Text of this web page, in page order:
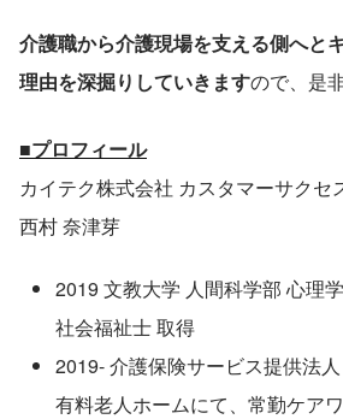
介護職から介護現場を支える側へと
理由を深掘りしていきますので、是
■プロフィール
カイテク株式会社 カスタマーサクセ
西村 奈津芽
2019 文教大学 人間科学部 心理
社会福祉士 取得
2019- 介護保険サービス提供法人
有料老人ホームにて、常勤ケア